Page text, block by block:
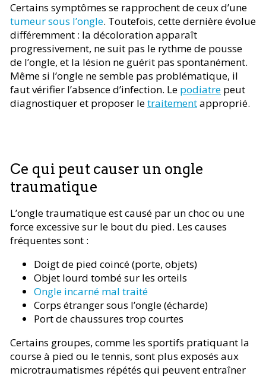
Certains symptômes se rapprochent de ceux d’une
tumeur sous l’ongle. Toutefois, cette dernière évolue
différemment : la décoloration apparaît
progressivement, ne suit pas le rythme de pousse
de l’ongle, et la lésion ne guérit pas spontanément.
Même si l’ongle ne semble pas problématique, il
faut vérifier l’absence d’infection. Le podiatre peut
diagnostiquer et proposer letraitementapproprié.
Ce qui peut causer un ongle
traumatique
L’ongle traumatique est causé par un choc ou une
force excessive sur le bout du pied. Les causes
fréquentes sont :
Doigt de pied coincé (porte, objets)
Objet lourd tombé sur les orteils
Ongle incarné mal traité
Corps étranger sous l’ongle (écharde)
Port de chaussures trop courtes
Certains groupes, comme les sportifs pratiquant la
course à pied ou le tennis, sont plus exposés aux
microtraumatismes répétés qui peuvent entraîner